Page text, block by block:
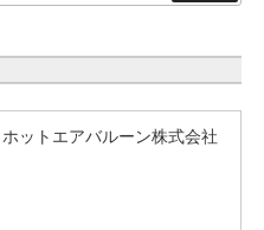
ットエアバルーン株式会社